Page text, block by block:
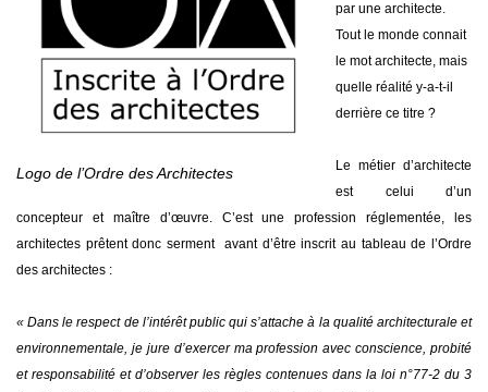
Logo de l’Ordre des Architectes
par une architecte.
Tout le monde connait
le mot architecte, mais
quelle réalité y-a-t-il
derrière ce titre ?
Le métier d’architecte
est celui d’un
concepteur et maître d’œuvre. C’est une profession réglementée, les
architectes prêtent donc serment avant d’être inscrit au tableau de l’Ordre
des architectes :
« Dans le respect de l’intérêt public qui s’attache à la qualité architecturale et
environnementale, je jure d’exercer ma profession avec conscience, probité
et responsabilité et d’observer les règles contenues dans la loi n°77-2 du 3